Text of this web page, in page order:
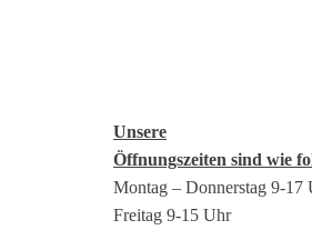
Unsere
Öffnungszeiten sind wie
Montag – Donnerstag 9-17
Freitag 9-15 Uhr